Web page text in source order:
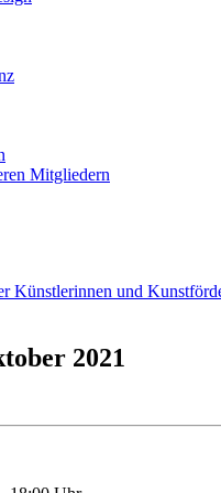
Mitgliedern
und
2021